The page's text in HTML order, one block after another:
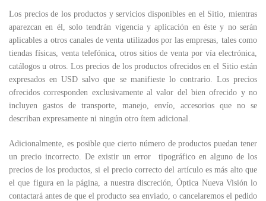
Los precios de los productos y servicios disponibles en el Sitio, mientras
aparezcan en él, solo tendrán vigencia y aplicación en éste y no serán
aplicables a otros canales de venta utilizados por las empresas, tales como
tiendas físicas, venta telefónica, otros sitios de venta por vía electrónica,
catálogos u otros. Los precios de los productos ofrecidos en el Sitio están
expresados en USD salvo que se manifieste lo contrario. Los precios
ofrecidos corresponden exclusivamente al valor del bien ofrecido y no
incluyen gastos de transporte, manejo, envío, accesorios que no se
describan expresamente ni ningún otro ítem adicional.
Adicionalmente, es posible que cierto número de productos puedan tener
un precio incorrecto. De existir un error tipográfico en alguno de los
precios de los productos, si el precio correcto del artículo es más alto que
el que figura en la página, a nuestra discreción, Óptica Nueva Visión lo
contactará antes de que el producto sea enviado, o cancelaremos el pedido